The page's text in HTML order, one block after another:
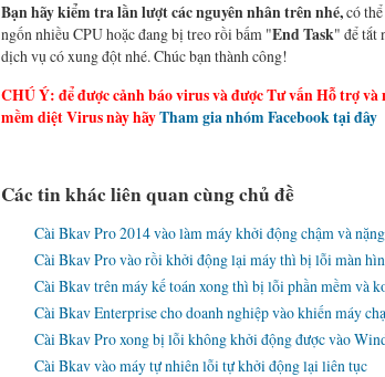
Bạn hãy kiểm tra lần lượt các nguyên nhân trên nhé,có
ngốn nhiều CPU hoặc đang bị treo rồi bấm "End Task" để tắt
dịch vụ có xung đột nhé. Chúc bạn thành công!
CHÚ Ý: để được cảnh báo virus và được Tư vấn Hỗ trợ
mềm diệt Virus này hãyTham gia nhóm Facebook tại đây
Các tin khác liên quan cùng chủ đề
Cài Bkav Pro 2014 vào làm máy khởi động chậm và
Cài Bkav Pro vào rồi khởi động lại máy thì bị lỗi màn
Cài Bkav trên máy kế toán xong thì bị lỗi phần mềm và
Cài Bkav Enterprise cho doanh nghiệp vào khiến máy
Cài Bkav Pro xong bị lỗi không khởi động được vào
Cài Bkav vào máy tự nhiên lỗi tự khởi động lại liên tục